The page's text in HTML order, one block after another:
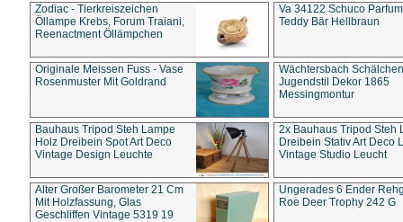
Zodiac - Tierkreiszeichen
Öllampe Krebs, Forum Traiani,
Reenactment Öllämpchen
Va 34122 Schuco
Teddy Bär Hellbraun
Originale Meissen Fuss - Vase
Rosenmuster Mit Goldrand
Wächtersbach Schälchen
Jugendstil Dekor 1865
Messingmontur
Bauhaus Tripod Steh Lampe
Holz Dreibein Spot Art Deco
Vintage Design Leuchte
2x Bauhaus Tripod Steh
Dreibein Stativ Art Deco
Vintage Studio Leucht
Alter Großer Barometer 21 Cm
Mit Holzfassung, Glas
Geschliffen Vintage 5319 19
Ungerades 6 Ender
Roe Deer Trophy 242 G